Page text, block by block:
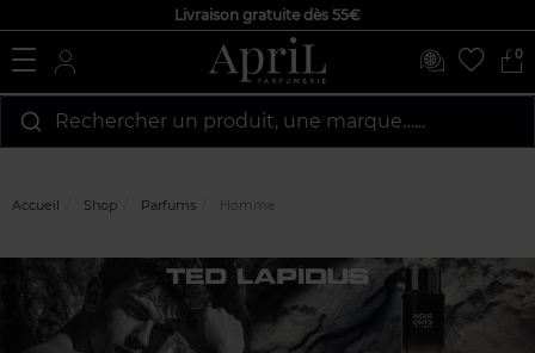
Livraison gratuite dès 55€
0
Rechercher un produit, une marque…...
Accueil Shop Parfums Homme